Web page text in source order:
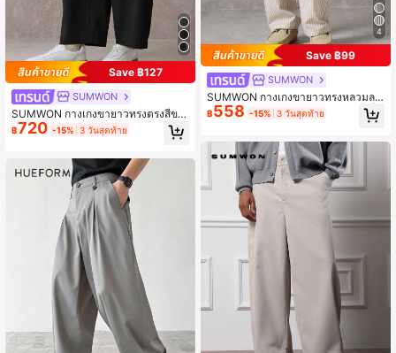
Save ฿127
SUMWON
SUMWON กางเกงขายาวทรงตรงสีขา
ว กางเกงชิโน่ทรงคลาสสิกผ้าทวิลลำลอ
ง,สไตล์ขายดี INS,สมบูรณ์แบบ ,S,ผ้าห
฿720 -15% 3 วันสุดท้าย
4
Save ฿99
SUMWON
SUMWON กางเกงขายาวทรงหลวมลา
ยทางขากว้างพร้อมเชือกผูก,ลายทาง |
สไตล์สปอร์ต | โดดเด่นด้วยการออกแบ
ศได้ดี
฿558 -15% 3 วันสุดท้าย